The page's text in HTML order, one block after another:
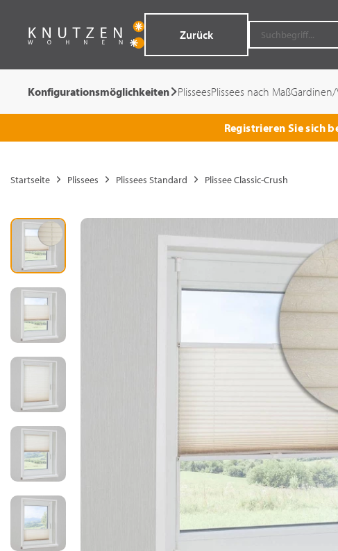
Zurück
Konfigurationsmöglichkeiten PlisseesPlissees nach Maß
Registrieren Sie sich
Startseite Plissees Plissees Standard Plissee Classic-Crush